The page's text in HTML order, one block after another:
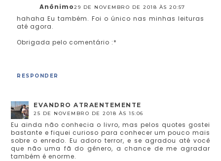
Anônimo29 DE NOVEMBRO DE 2018 ÀS 20:57
hahaha Eu também. Foi o único nas minhas leituras
até agora.
Obrigada pelo comentário :*
RESPONDER
EVANDRO ATRAENTEMENTE
25 DE NOVEMBRO DE 2018 ÀS 15:06
Eu ainda não conhecia o livro, mas pelos quotes gostei
bastante e fiquei curioso para conhecer um pouco mais
sobre o enredo. Eu adoro terror, e se agradou até você
que não uma fã do gênero, a chance de me agradar
também é enorme.